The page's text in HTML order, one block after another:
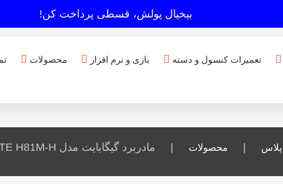
بیخیال پولش، قسطی پرداخت کن!
تعمیرات کنسول و دسته بازی و نرم افزار محصولات
محصولات مادربرد گیگابایت مدل GIGABYTE H81M-H